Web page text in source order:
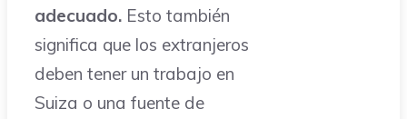
adecuado. Esto también
significa que los extranjeros
deben tener un trabajo en
Suiza o una fuente de